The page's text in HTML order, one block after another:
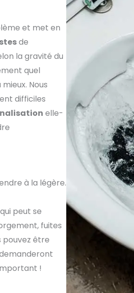
et met en
de
la gravité du
quel
Nous
difficiles
elle-
à la légère.
peut se
fuites
pouvez être
!